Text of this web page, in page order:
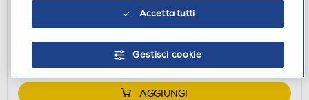
disponibile
non disponibile
AGGIUNGI
Accetta tutti
Gestisci cookie